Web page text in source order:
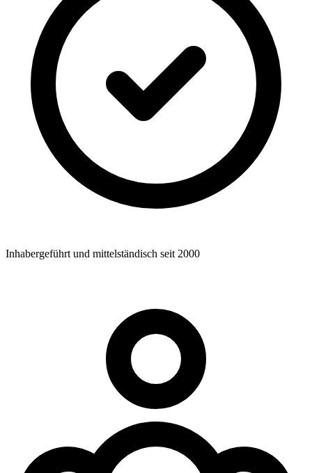
Inhabergeführt und mittelständisch seit 2000